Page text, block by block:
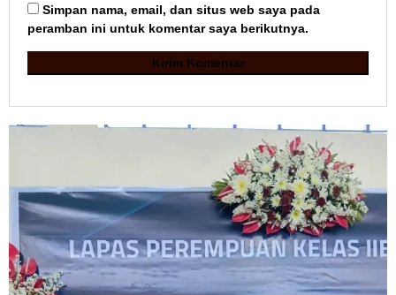
Simpan nama, email, dan situs web saya pada
peramban ini untuk komentar saya berikutnya.